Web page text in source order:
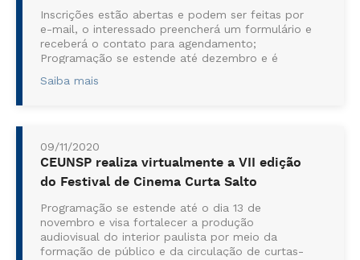
Inscrições estão abertas e podem ser feitas por
e-mail, o interessado preencherá um formulário e
receberá o contato para agendamento;
Programação se estende até dezembro e é
que tem como coordenadora a Profa. Ma. Bruna
Saiba mais
09/11/2020
CEUNSP realiza virtualmente a VII edição
do Festival de Cinema Curta Salto
Programação se estende até o dia 13 de
novembro e visa fortalecer a produção
audiovisual do interior paulista por meio da
formação de público e da circulação de curtas-